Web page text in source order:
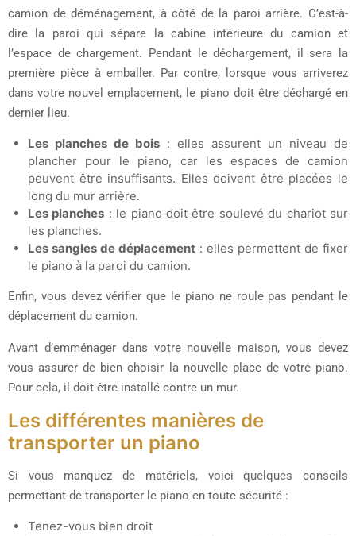
camion de déménagement, à côté de la paroi arrière. C’est-à-
dire la paroi qui sépare la cabine intérieure du camion et
l’espace de chargement. Pendant le déchargement, il sera la
première pièce à emballer. Par contre, lorsque vous arriverez
dans votre nouvel emplacement, le piano doit être déchargé en
dernier lieu.
Les planches de bois : elles assurent un niveau de
plancher pour le piano, car les espaces de camion
peuvent être insuffisants. Elles doivent être placées le
long du mur arrière.
Les planches : le piano doit être soulevé du chariot sur
les planches.
Les sangles de déplacement : elles permettent de fixer
le piano à la paroi du camion.
Enfin, vous devez vérifier que le piano ne roule pas pendant le
déplacement du camion.
Avant d’emménager dans votre nouvelle maison, vous devez
vous assurer de bien choisir la nouvelle place de votre piano.
Pour cela, il doit être installé contre un mur.
Les différentes manières de
transporter un piano
Si vous manquez de matériels, voici quelques conseils
permettant de transporter le piano en toute sécurité :
Tenez-vous bien droit